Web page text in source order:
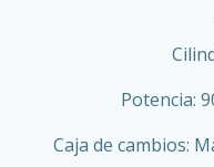
Potencia:
Caja de cambios: